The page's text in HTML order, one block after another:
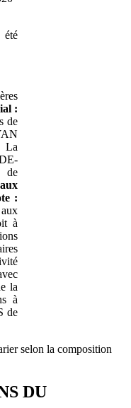
été
:
de
:
à
la
à
de
selon la composition
DU